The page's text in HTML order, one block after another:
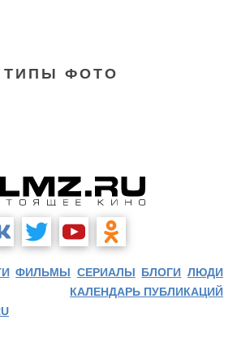
ТИПЫ ФОТО
ФИЛЬМЫ СЕРИАЛЫ БЛОГИ ЛЮДИ
КАЛЕНДАРЬ ПУБЛИКАЦИЙ